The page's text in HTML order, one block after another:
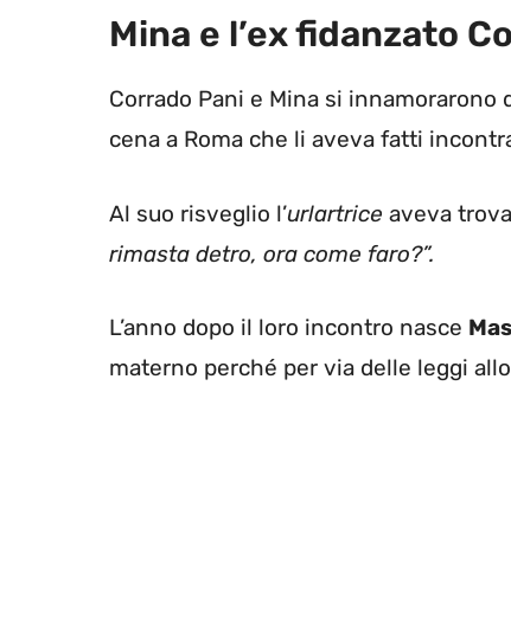
Mina e l’ex fidanzato
Corrado Pani e Mina si
cena a Roma che li aveva fatti
Al suo risveglio l’urlartrice aveva
rimasta detro, ora come faro?”.
L’anno dopo il loro incontro nasce
materno perché per via delle leggi